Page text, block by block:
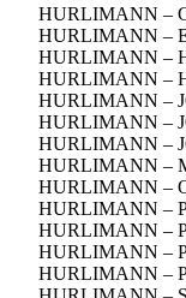
HURLIMANN –
HURLIMANN –
HURLIMANN –
HURLIMANN –
HURLIMANN –
HURLIMANN –
HURLIMANN –
HURLIMANN –
HURLIMANN –
HURLIMANN –
HURLIMANN –
HURLIMANN –
HURLIMANN –